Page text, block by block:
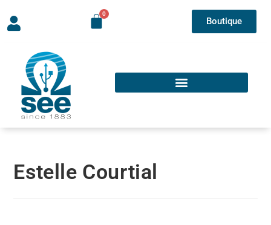
Boutique
Estelle Courtial